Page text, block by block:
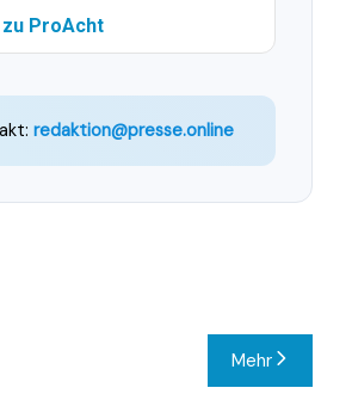
ProAcht
redaktion@presse.online
Mehr